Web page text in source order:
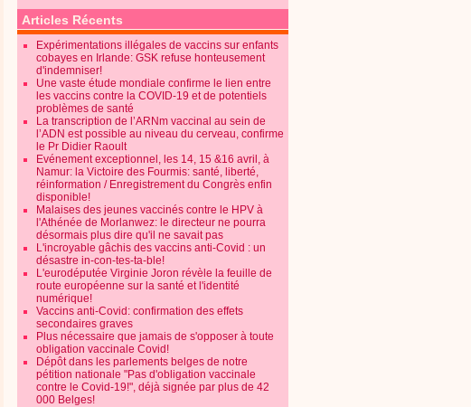
Articles Récents
Expérimentations illégales de vaccins sur enfants
cobayes en Irlande: GSK refuse honteusement
d'indemniser!
Une vaste étude mondiale confirme le lien entre
les vaccins contre la COVID-19 et de potentiels
problèmes de santé
La transcription de l’ARNm vaccinal au sein de
l’ADN est possible au niveau du cerveau, confirme
le Pr Didier Raoult
Evénement exceptionnel, les 14, 15 &16 avril, à
Namur: la Victoire des Fourmis: santé, liberté,
réinformation / Enregistrement du Congrès enfin
disponible!
Malaises des jeunes vaccinés contre le HPV à
l'Athénée de Morlanwez: le directeur ne pourra
désormais plus dire qu'il ne savait pas
L'incroyable gâchis des vaccins anti-Covid : un
désastre in-con-tes-ta-ble!
L'eurodéputée Virginie Joron révèle la feuille de
route européenne sur la santé et l'identité
numérique!
Vaccins anti-Covid: confirmation des effets
secondaires graves
Plus nécessaire que jamais de s'opposer à toute
obligation vaccinale Covid!
Dépôt dans les parlements belges de notre
pétition nationale "Pas d'obligation vaccinale
contre le Covid-19!", déjà signée par plus de 42
000 Belges!